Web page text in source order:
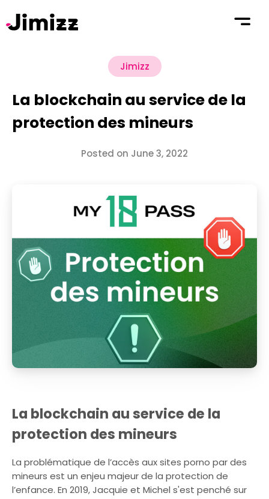
Jimizz
La blockchain au service de la
protection des mineurs
Posted on June 3, 2022
La blockchain au service de la
protection des mineurs
La problématique de l’accès aux sites porno par des
mineurs est un enjeu majeur de la protection de
l’enfance. En 2019, Jacquie et Michel s'est penché sur